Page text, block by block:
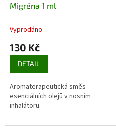
Migréna 1 ml
Vyprodáno
130 Kč
DETAIL
Aromaterapeutická směs
esenciálních olejů v nosním
inhalátoru.